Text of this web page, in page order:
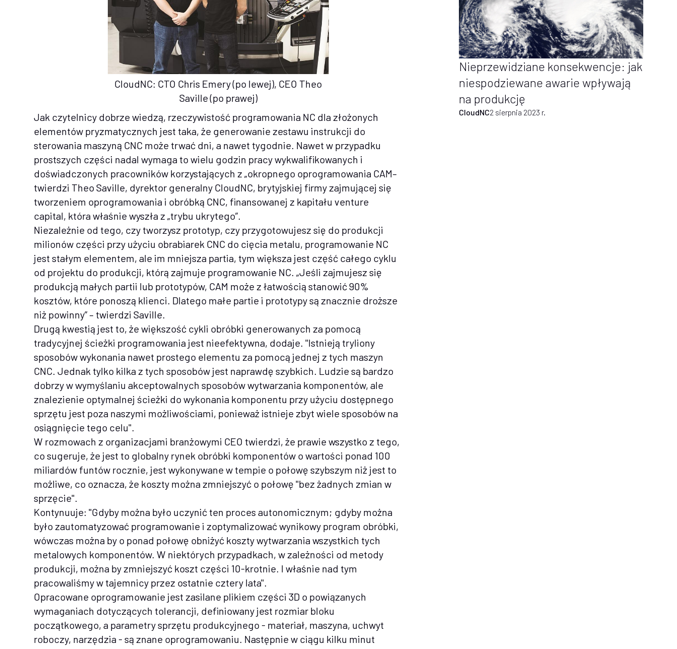
CloudNC: CTO Chris Emery (po lewej), CEO Theo
Saville (po prawej)
Jak czytelnicy dobrze wiedzą, rzeczywistość programowania NC dla złożonych
elementów pryzmatycznych jest taka, że generowanie zestawu instrukcji do
sterowania maszyną CNC może trwać dni, a nawet tygodnie. Nawet w przypadku
prostszych części nadal wymaga to wielu godzin pracy wykwalifikowanych i
doświadczonych pracowników korzystających z „okropnego oprogramowania CAM–
twierdzi Theo Saville, dyrektor generalny CloudNC, brytyjskiej firmy zajmującej się
tworzeniem oprogramowania i obróbką CNC, finansowanej z kapitału venture
capital, która właśnie wyszła z „trybu ukrytego”.
Niezależnie od tego, czy tworzysz prototyp, czy przygotowujesz się do produkcji
milionów części przy użyciu obrabiarek CNC do cięcia metalu, programowanie NC
jest stałym elementem, ale im mniejsza partia, tym większa jest część całego cyklu
od projektu do produkcji, którą zajmuje programowanie NC. „Jeśli zajmujesz się
produkcją małych partii lub prototypów, CAM może z łatwością stanowić 90%
kosztów, które ponoszą klienci. Dlatego małe partie i prototypy są znacznie droższe
niż powinny” – twierdzi Saville.
Drugą kwestią jest to, że większość cykli obróbki generowanych za pomocą
tradycyjnej ścieżki programowania jest nieefektywna, dodaje. "Istnieją tryliony
sposobów wykonania nawet prostego elementu za pomocą jednej z tych maszyn
CNC. Jednak tylko kilka z tych sposobów jest naprawdę szybkich. Ludzie są bardzo
dobrzy w wymyślaniu akceptowalnych sposobów wytwarzania komponentów, ale
znalezienie optymalnej ścieżki do wykonania komponentu przy użyciu dostępnego
sprzętu jest poza naszymi możliwościami, ponieważ istnieje zbyt wiele sposobów na
osiągnięcie tego celu".
W rozmowach z organizacjami branżowymi CEO twierdzi, że prawie wszystko z tego,
co sugeruje, że jest to globalny rynek obróbki komponentów o wartości ponad 100
miliardów funtów rocznie, jest wykonywane w tempie o połowę szybszym niż jest to
możliwe, co oznacza, że koszty można zmniejszyć o połowę "bez żadnych zmian w
sprzęcie".
Kontynuuje: "Gdyby można było uczynić ten proces autonomicznym; gdyby można
było zautomatyzować programowanie i zoptymalizować wynikowy program obróbki,
wówczas można by o ponad połowę obniżyć koszty wytwarzania wszystkich tych
metalowych komponentów. W niektórych przypadkach, w zależności od metody
produkcji, można by zmniejszyć koszt części 10-krotnie. I właśnie nad tym
pracowaliśmy w tajemnicy przez ostatnie cztery lata".
Opracowane oprogramowanie jest zasilane plikiem części 3D o powiązanych
wymaganiach dotyczących tolerancji, definiowany jest rozmiar bloku
początkowego, a parametry sprzętu produkcyjnego - materiał, maszyna, uchwyt
roboczy, narzędzia - są znane oprogramowaniu. Następnie w ciągu kilku minut
Nieprzewidziane konsekwencje: jak
niespodziewane awarie wpływają
na produkcję
CloudNC2 sierpnia 2023 r.